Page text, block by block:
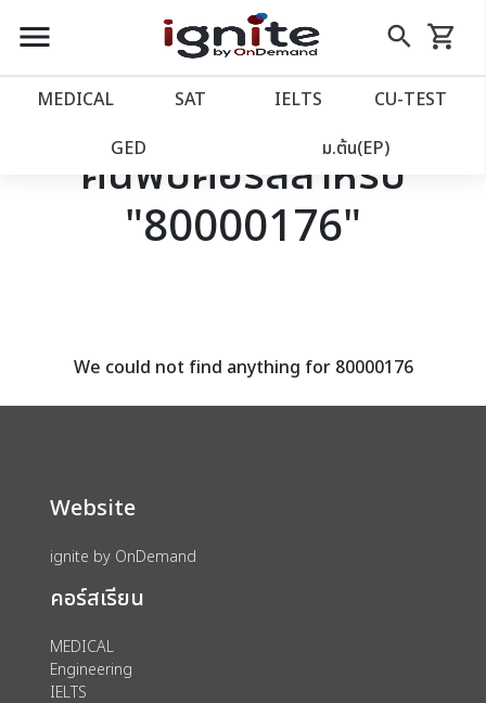
close
account_balance หน้าแรก
เว็บไซต์อิกไนท์
โปรโมชั่น
assignment ลงทะเบียน
menu search
Skip
to
shopping_cart
รถเข็น
MEDICAL SAT IELTS CU‑TEST
GED ม.ต้น(EP)
ค้นพบคอร์สสำหรับ
"80000176"
We could not find anything for 80000176
Website
ignite by OnDemand
คอร์สเรียน
MEDICAL
Engineering
IELTS